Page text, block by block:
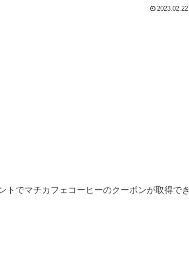
2023.02.22
でマチカフェコーヒーのクーポンが取得でき